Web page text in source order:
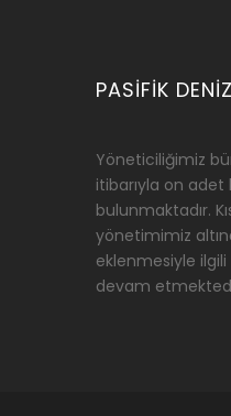
PASIFIK
Yöneticiliğimiz
itibarıyla on
bulunmaktadır.
yönetimimiz
eklenmesiyle ilgili
devam